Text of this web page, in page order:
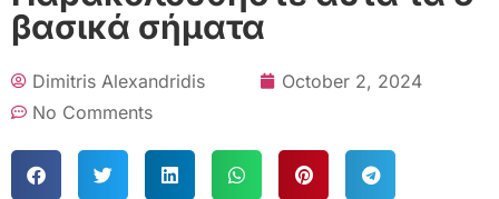
βασικά σήματα
Dimitris Alexandridis
October 2, 2024
No Comments